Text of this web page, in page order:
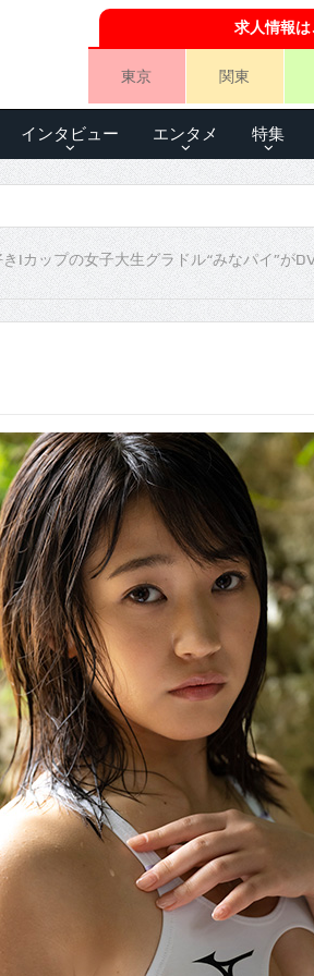
求人情報
東京 関東
インタビュー エンタメ 特集
Iカップの女子大生グラドル“みなパイ”が